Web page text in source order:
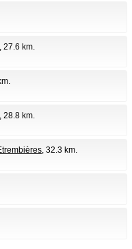
, 27.6 km.
, 28.8 km.
, 32.3 km.